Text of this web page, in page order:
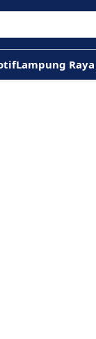
Lampung Raya